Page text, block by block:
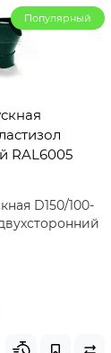
Популярный
RAL6005
D150/100-